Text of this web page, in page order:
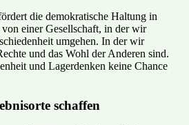
die demokratische Haltung in
einer Gesellschaft, in der wir
umgehen. In der wir
und das Wohl der Anderen sind.
und Lagerdenken keine Chance
schaffen